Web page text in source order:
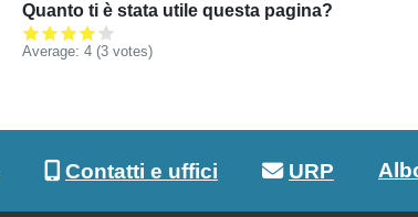
Quanto ti è stata utile questa pagina?
Average: 4 (3 votes)
Contatti e uffici URP